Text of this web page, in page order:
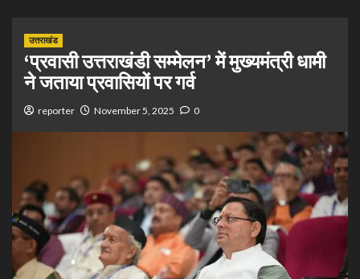
उत्तराखंड
‘प्रवासी उत्तराखंडी सम्मेलन’ में मुख्यमंत्री धामी
ने जताया प्रवासियों पर गर्व
reporter November 5, 2025 0